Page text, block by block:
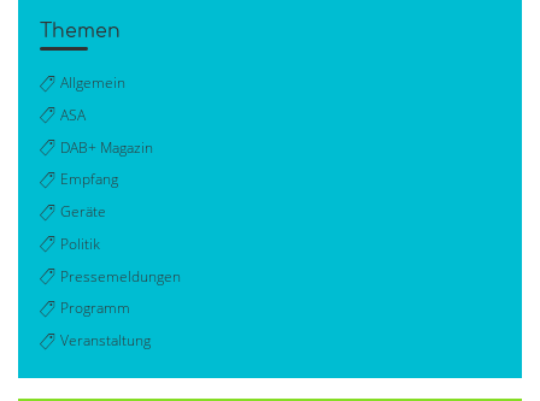
Themen
Allgemein
ASA
DAB+ Magazin
Empfang
Geräte
Politik
Pressemeldungen
Programm
Veranstaltung